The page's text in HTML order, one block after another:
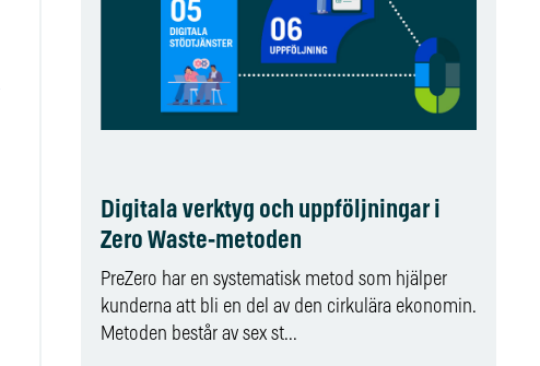
Digitala verktyg och uppföljningar i
Zero Waste-metoden
PreZero har en systematisk metod som hjälper
kunderna att bli en del av den cirkulära ekonomin.
Metoden består av sex st...